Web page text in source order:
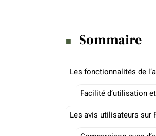
Sommaire
Les fonctionnalités de
Facilité d’utilisation
Les avis utilisateurs sur